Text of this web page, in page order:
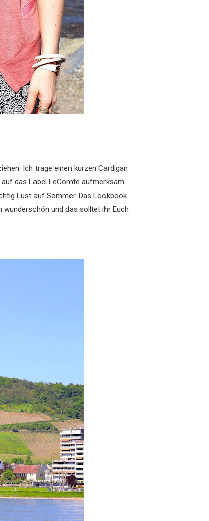
Ich trage einen kurzen Cardigan
das Label LeComte aufmerksam
Lust auf Sommer. Das Lookbook
wunderschön und das solltet ihr Euch